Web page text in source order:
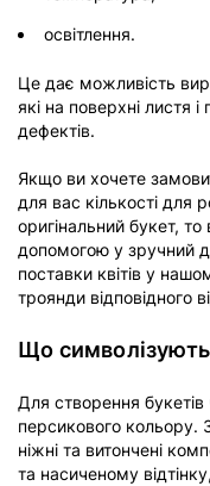
освітлення.
Це дає можливість
які на поверхні листя
дефектів.
Якщо ви хочете
для вас кількості для
оригінальний букет,
допомогою у зручний
поставки квітів у
троянди відповідного
Що
Для створення
персикового
ніжні та витончені
та насиченому